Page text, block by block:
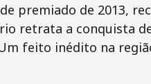
premiado de 2013,
retrata a conquista
feito inédito na